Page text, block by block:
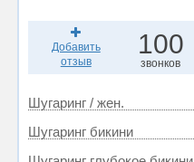
Добавить
отзыв
100
звонков
Шугаринг / жен.
Шугаринг бикини